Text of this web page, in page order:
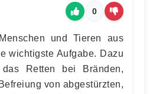
0
und Tieren aus
wichtigste Aufgabe. Dazu
Retten bei Bränden,
von abgestürzten,